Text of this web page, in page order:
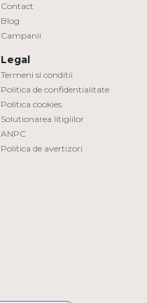
Contact
Blog
Campanii
Legal
Termeni si conditii
Politica de confidentialitate
Politica cookies
Solutionarea litigiilor
ANPC
Politica de avertizori